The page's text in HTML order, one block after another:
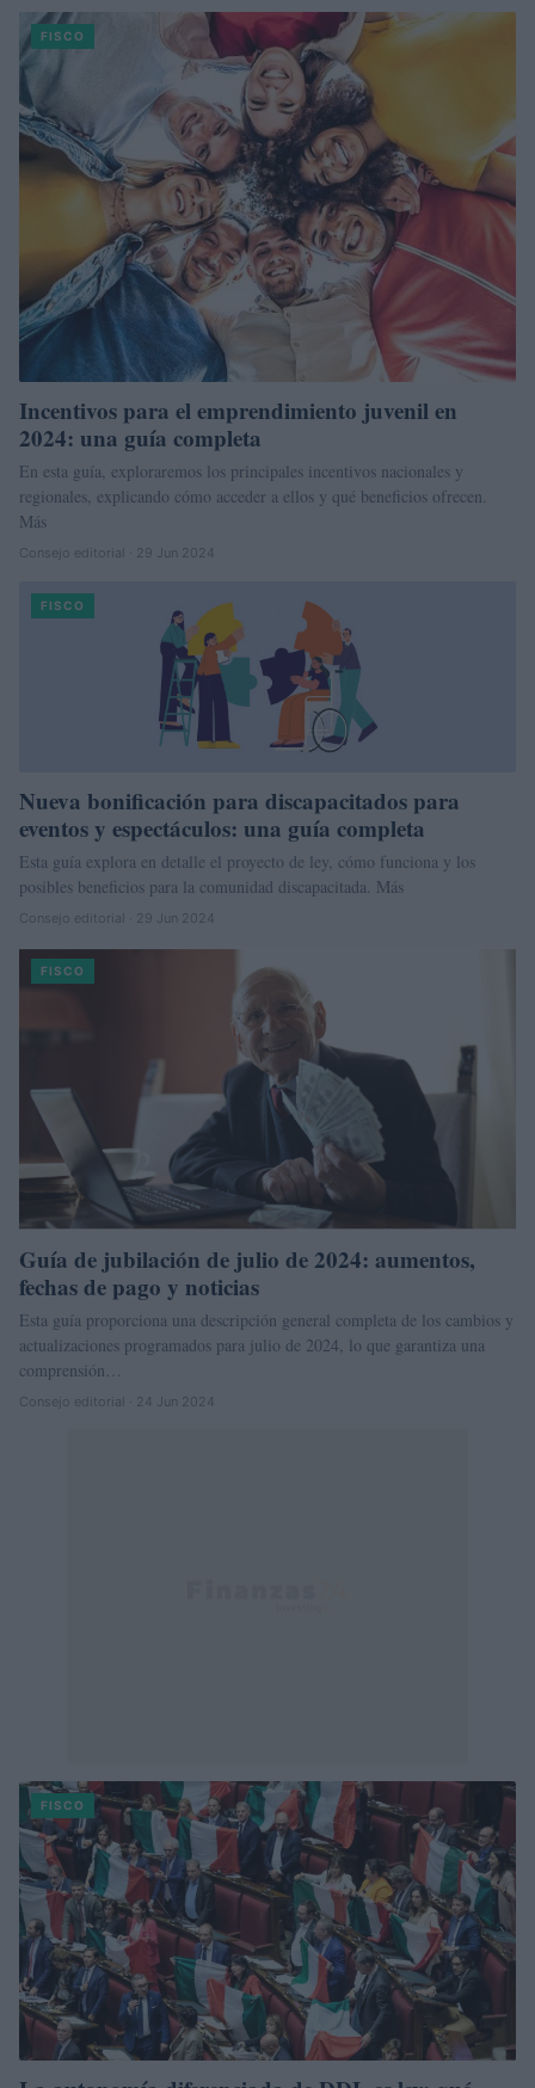
FISCO
Incentivos para el emprendimiento juvenil en
2024: una guía completa
En esta guía, exploraremos los principales incentivos nacionales y
regionales, explicando cómo acceder a ellos y qué beneficios ofrecen.
Más
Consejo editorial · 29 Jun 2024
FISCO
Nueva bonificación para discapacitados para
eventos y espectáculos: una guía completa
Esta guía explora en detalle el proyecto de ley, cómo funciona y los
posibles beneficios para la comunidad discapacitada. Más
Consejo editorial · 29 Jun 2024
FISCO
Guía de jubilación de julio de 2024: aumentos,
fechas de pago y noticias
Esta guía proporciona una descripción general completa de los cambios y
actualizaciones programados para julio de 2024, lo que garantiza una
comprensión…
Consejo editorial · 24 Jun 2024
FISCO